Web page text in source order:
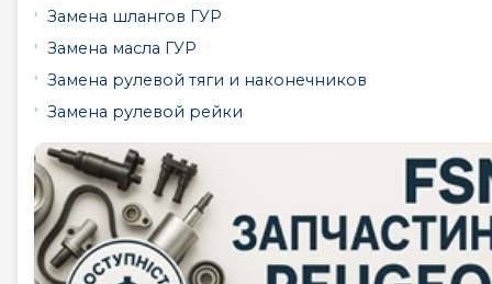
Замена шлангов ГУР
Замена масла ГУР
Замена рулевой тяги и наконечников
Замена рулевой рейки